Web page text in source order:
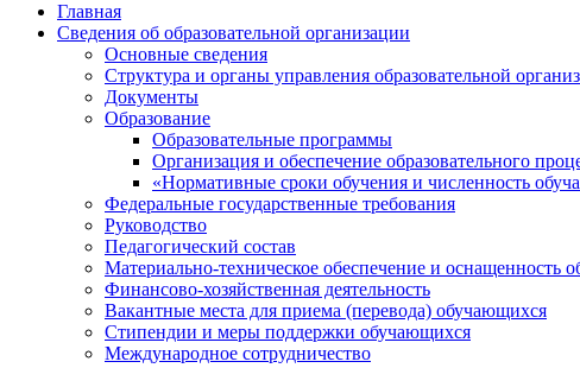
Главная
Сведения об образовательной организации
Основные сведения
Структура и органы управления образовательной
Документы
Образование
Образовательные программы
Организация и обеспечение образовательного
«Нормативные сроки обучения и численность
Федеральные государственные требования
Руководство
Педагогический состав
Материально-техническое обеспечение и оснащенность
Финансово-хозяйственная деятельность
Вакантные места для приема (перевода) обучающихся
Стипендии и меры поддержки обучающихся
Международное сотрудничество